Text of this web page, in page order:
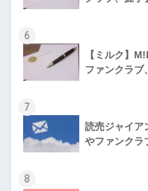
6
【ミルク】
ファンクラブ
7
読売ジャイア
やファンクラ
8